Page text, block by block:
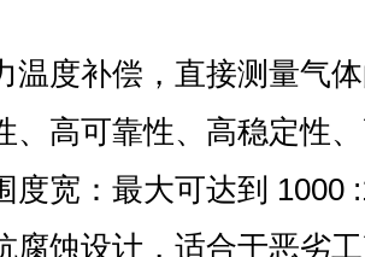
温度补偿，直接测量气
、高可靠性、高稳定性
度宽：最大可达到 1000
腐蚀设计，适合于恶劣